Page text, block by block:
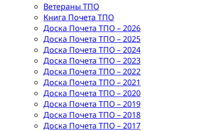
Ветераны ТПО
Книга Почета ТПО
Доска Почета ТПО – 2026
Доска Почета ТПО – 2025
Доска Почета ТПО – 2024
Доска Почета ТПО – 2023
Доска Почета ТПО – 2022
Доска Почета ТПО – 2021
Доска Почета ТПО – 2020
Доска Почета ТПО – 2019
Доска Почета ТПО – 2018
Доска Почета ТПО – 2017